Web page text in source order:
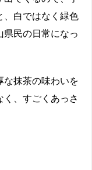
、白ではなく緑色
民の日常になっ
な抹茶の味わいを
、すごくあっさ